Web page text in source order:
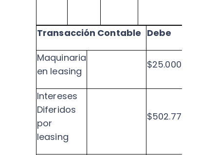
Transacción Contable Debe
Maquinaria
en leasing
$25.000.000
Intereses
Diferidos
por
leasing
$502.770